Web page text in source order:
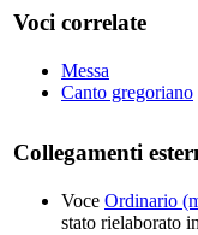
Voci correlate
Messa
Canto gregoriano
Collegamenti
Voce Ordinario
stato rielaborato in